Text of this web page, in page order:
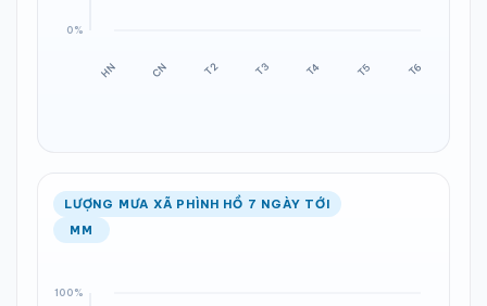
LƯỢNG MƯA XÃ PHÌNH HỒ 7 NGÀY TỚI
MM